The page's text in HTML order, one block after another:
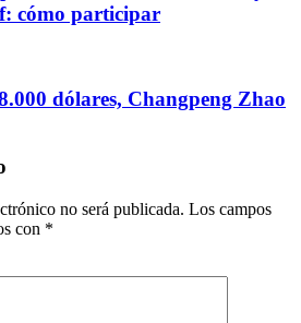
cómo participar
dólares, Changpeng Zhao
no será publicada. Los campos
con *